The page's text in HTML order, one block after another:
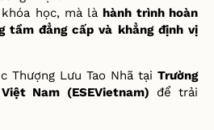
học, mà là hành trình hoàn
tầmđẳng cấp và khẳng định vị
c Thượng Lưu Tao Nhã tại Trường
Nam (ESEVietnam) để trải